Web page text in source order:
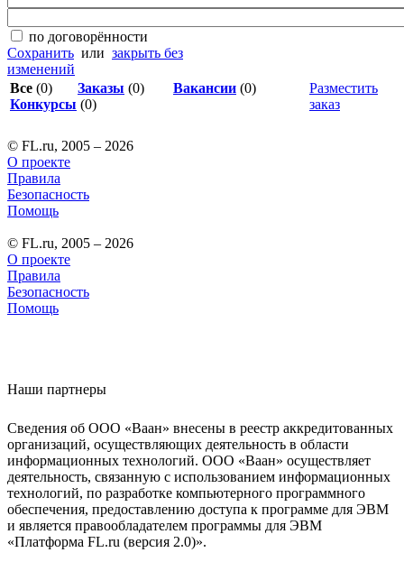
по договорённости
Сохранить или закрыть без
изменений
Все (0) Заказы (0) Вакансии (0)
Конкурсы (0)
Разместить
заказ
© FL.ru, 2005 – 2026
О проекте
Правила
Безопасность
Помощь
© FL.ru, 2005 – 2026
О проекте
Правила
Безопасность
Помощь
Наши партнеры
Сведения об ООО «Ваан» внесены в реестр аккредитованных
организаций, осуществляющих деятельность в области
информационных технологий. ООО «Ваан» осуществляет
деятельность, связанную с использованием информационных
технологий, по разработке компьютерного программного
обеспечения, предоставлению доступа к программе для ЭВМ
и является правообладателем программы для ЭВМ
«Платформа FL.ru (версия 2.0)».